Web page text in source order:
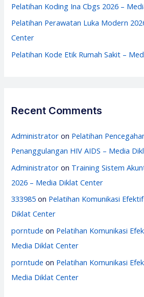
Pelatihan Koding Ina Cbgs 2026 –
Pelatihan Perawatan Luka Modern
Center
Pelatihan Kode Etik Rumah Sakit –
Recent Comments
Administrator on Pelatihan
Penanggulangan HIV AIDS – Media
Administrator on Training Sistem
2026 – Media Diklat Center
333985 on Pelatihan Komunikasi
Diklat Center
porntude on Pelatihan Komunikasi
Media Diklat Center
porntude on Pelatihan Komunikasi
Media Diklat Center